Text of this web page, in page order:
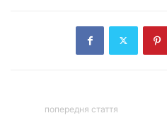
попередня стаття